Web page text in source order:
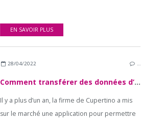
EN SAVOIR PLUS
28/04/2022 …
Comment transférer des données d’un Smartphone Android vers iOS et vice versa ?
Il y a plus d’un an, la firme de Cupertino a mis
sur le marché une application pour permettre